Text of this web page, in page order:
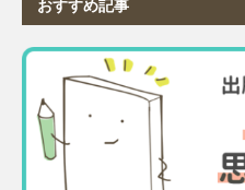
おすすめ記事